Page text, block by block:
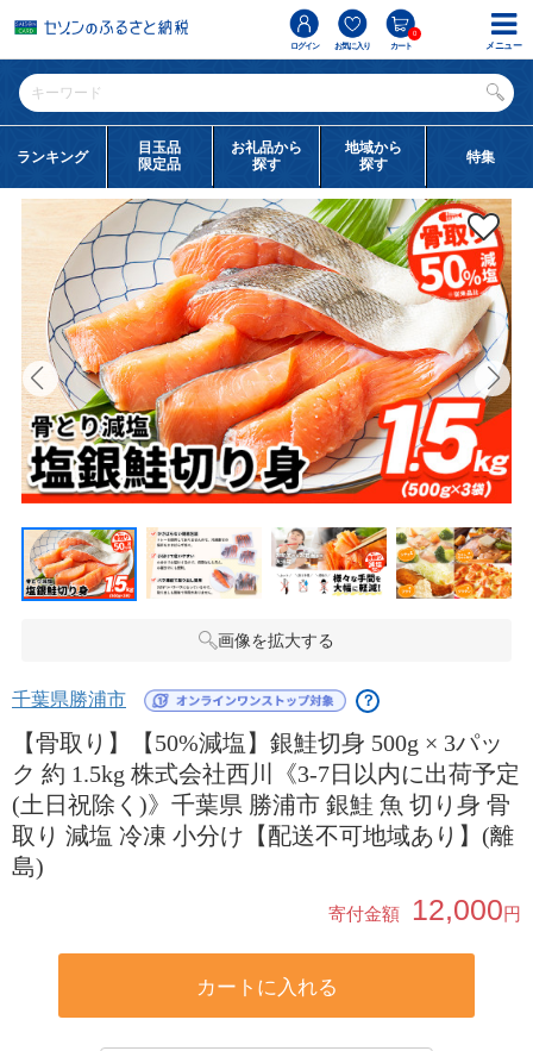
ログイン お気に入り カート
0
ランキング
目玉品
限定品
お礼品から
探す
地域から
探す
特集
画像を拡大する
千葉県勝浦市 ？
【骨取り】【50%減塩】銀鮭切身 500g × 3パッ
ク 約 1.5kg 株式会社西川《3-7日以内に出荷予定
(土日祝除く)》千葉県 勝浦市 銀鮭 魚 切り身 骨
取り 減塩 冷凍 小分け【配送不可地域あり】(離
島)
寄付金額 12,000円
カートに入れる
メニュー